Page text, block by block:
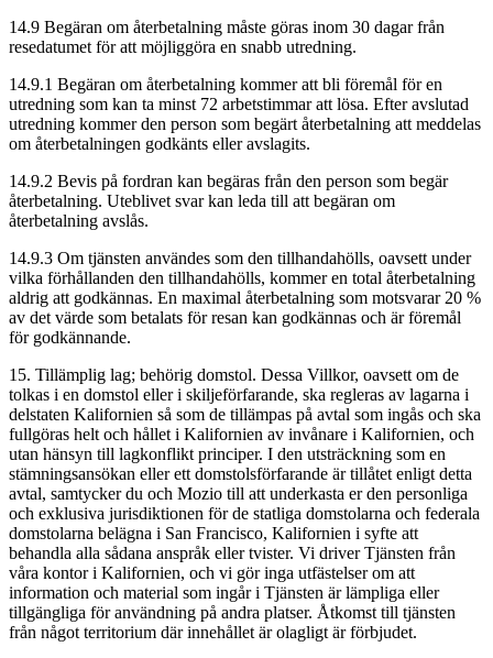
14.9 Begäran om återbetalning måste göras inom 30 dagar från
resedatumet för att möjliggöra en snabb utredning.
14.9.1 Begäran om återbetalning kommer att bli föremål för en
utredning som kan ta minst 72 arbetstimmar att lösa. Efter avslutad
utredning kommer den person som begärt återbetalning att meddelas
om återbetalningen godkänts eller avslagits.
14.9.2 Bevis på fordran kan begäras från den person som begär
återbetalning. Uteblivet svar kan leda till att begäran om
återbetalning avslås.
14.9.3 Om tjänsten användes som den tillhandahölls, oavsett under
vilka förhållanden den tillhandahölls, kommer en total återbetalning
aldrig att godkännas. En maximal återbetalning som motsvarar 20 %
av det värde som betalats för resan kan godkännas och är föremål
för godkännande.
15. Tillämplig lag; behörig domstol. Dessa Villkor, oavsett om de
tolkas i en domstol eller i skiljeförfarande, ska regleras av lagarna i
delstaten Kalifornien så som de tillämpas på avtal som ingås och ska
fullgöras helt och hållet i Kalifornien av invånare i Kalifornien, och
utan hänsyn till lagkonflikt principer. I den utsträckning som en
stämningsansökan eller ett domstolsförfarande är tillåtet enligt detta
avtal, samtycker du och Mozio till att underkasta er den personliga
och exklusiva jurisdiktionen för de statliga domstolarna och federala
domstolarna belägna i San Francisco, Kalifornien i syfte att
behandla alla sådana anspråk eller tvister. Vi driver Tjänsten från
våra kontor i Kalifornien, och vi gör inga utfästelser om att
information och material som ingår i Tjänsten är lämpliga eller
tillgängliga för användning på andra platser. Åtkomst till tjänsten
från något territorium där innehållet är olagligt är förbjudet.